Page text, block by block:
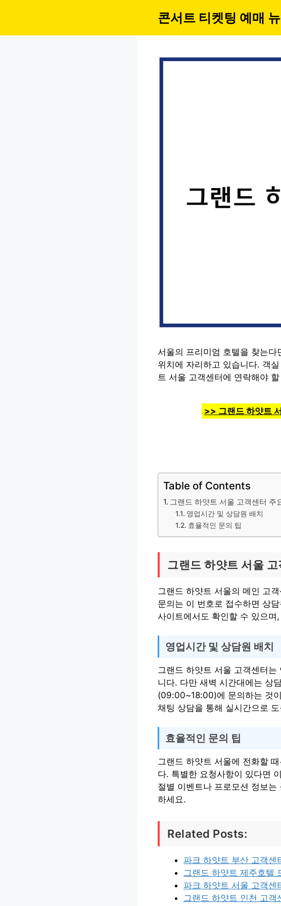
콘서트 티켓팅 예매
서울의 프리미엄 호텔을 찾는
위치에 자리하고 있습니다. 객
트 서울 고객센터에 연락해야
>> 그랜드 하얏트
Table of Contents
그랜드 하얏트 서울 고객센터 주
영업시간 및 상담원 배치
효율적인 문의 팁
그랜드 하얏트 서울
그랜드 하얏트 서울의 메인 고
문의는 이 번호로 접수하면 상
사이트에서도 확인할 수 있으
영업시간 및 상담원 배치
그랜드 하얏트 서울 고객센터
니다. 다만 새벽 시간대에는 상
(09:00~18:00)에 문의하는 것
채팅 상담을 통해 실시간으로
효율적인 문의 팁
그랜드 하얏트 서울에 전화할
다. 특별한 요청사항이 있다면
절별 이벤트나 프로모션 정보
하세요.
Related Posts:
파크 하얏트 부산 고객센
그랜드 하얏트 제주호텔
파크 하얏트 서울 고객센
그랜드 하얏트 인천 고객